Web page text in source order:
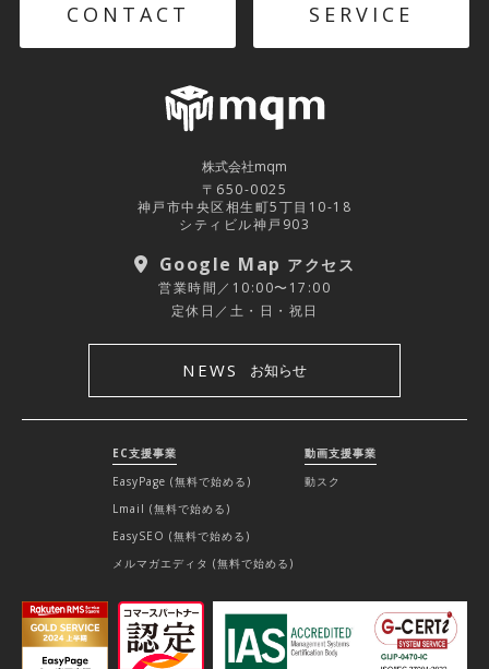
CONTACT SERVICE
株式会社mqm
〒650-0025
神戸市中央区相生町5丁目10-18
シティビル神戸903
Google Map アクセス
営業時間／10:00〜17:00
定休日／土・日・祝日
NEWS お知らせ
EC支援事業
EasyPage (無料で始める)
Lmail (無料で始める)
EasySEO (無料で始める)
メルマガエディタ (無料で始める)
動画支援事業
動スク